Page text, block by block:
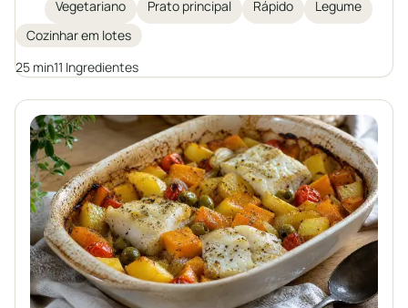
jantar leve. Um prato fácil de preparar e rico em
sabor.
Vegetariano Prato principal Rápido
Legume
Cozinhar em lotes
25 min11 Ingredientes